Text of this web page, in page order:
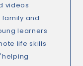
videos
and
learners
life skills